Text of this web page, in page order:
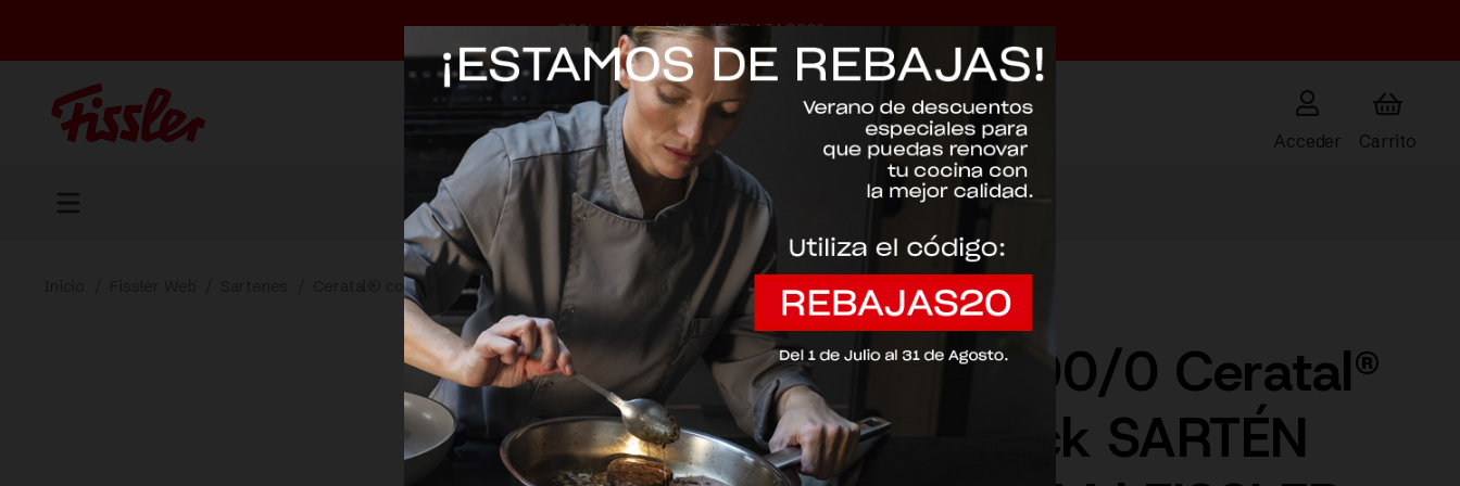
-20% con el código "REBAJAS20"Descartar
Acceder
Ceratal® comfort evo black
113-001-24-100/0 Ceratal®
Comfort Evo Black SARTÉN